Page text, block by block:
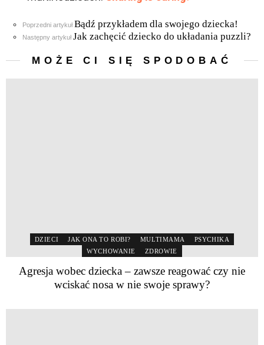
Zobacz
więcej
Poprzedni artykuł Bądź przykładem dla swojego dziecka!
Następny artykuł Jak zachęcić dziecko do układania puzzli?
MOŻE CI SIĘ SPODOBAĆ
DZIECI JAK ONA TO ROBI? MULTIMAMA
PSYCHIKA
WYCHOWANIE
ZDROWIE
Agresja wobec dziecka – zawsze reagować czy nie
wciskać nosa w nie swoje sprawy?